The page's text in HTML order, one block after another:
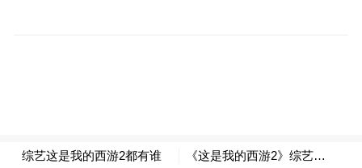
位，后排乘客依法必须系安全带。